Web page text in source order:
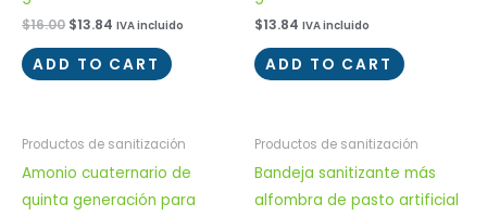
$16.00 $13.84 IVA incluido
ADD TO CART
$13.84 IVA incluido
ADD TO CART
Productos de sanitización
Amonio cuaternario de
quinta generación para
Productos de sanitización
Bandeja sanitizante más
alfombra de pasto artificial